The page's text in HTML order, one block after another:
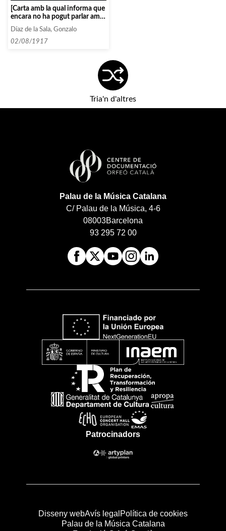
[Carta amb la qual informa que
encara no ha pogut parlar amb
Vallin ni el quarteto español]
Díaz de la Sala, Gonzalo
02/08/1917
Tria'n d'altres
Palau de la Música Catalana
C/ Palau de la Música, 4-6
08003Barcelona
93 295 72 00
Patrocinadors
Disseny webAvís legal Política de cookies
Palau de la Música Catalana